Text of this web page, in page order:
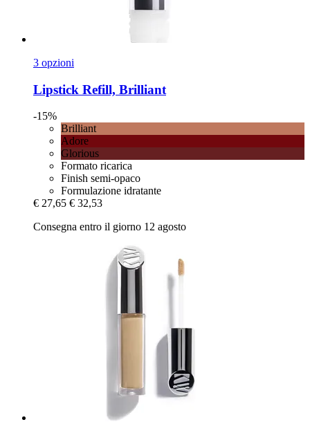
3 opzioni
Lipstick Refill, Brilliant
-15%
Brilliant
Adore
Glorious
Formato ricarica
Finish semi-opaco
Formulazione idratante
€ 27,65 € 32,53
Consegna entro il giorno 12 agosto